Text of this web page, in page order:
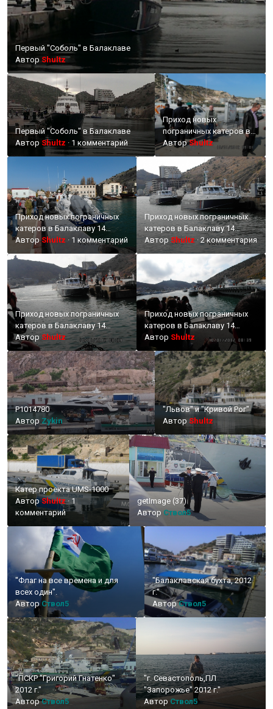
Первый "Соболь" в Балаклаве
Автор Shultz
Первый "Соболь" в Балаклаве
Автор Shultz · 1 комментарий
Приход новых
пограничных катеров в
Балаклаву 14 октября
2014 года
АвторShultz
Приход новых пограничных
катеров в Балаклаву 14
октября 2014 года
АвторShultz · 1 комментарий
Приход новых пограничных
катеров в Балаклаву 14
октября 2014 г.
Автор Shultz· 2 комментария
Приход новых пограничных
катеров в Балаклаву 14
октября 2014 г.
Автор Shultz
Приход новых пограничных
катеров в Балаклаву 14
октября 2014 г.
Автор Shultz
P1014780
Автор Zykin
"Львов" и "Кривой Рог"
Автор Shultz
Катер проекта UMS-1000
АвторShultz· 1
комментарий
getImage (37)
Автор Ствол5
"Флаг на все времена и для
всех один".
АвторСтвол5
"Балаклавская бухта, 2012
г."
АвторСтвол5
"ПСКР "Григорий Гнатенко"
2012 г."
АвторСтвол5
"г. Севастополь,ПЛ
"Запорожье" 2012 г."
Автор Ствол5